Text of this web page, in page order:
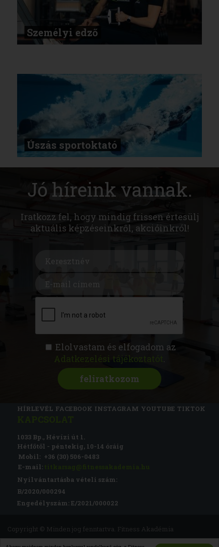
Személyi edző
Úszás sportoktató
Jó híreink vannak.
Iratkozz fel, hogy mindig frissen értesülj
aktuális képzéseinkről, akcióinkról!
Elolvastam és elfogadom az
Adatkezelési tájékoztatót .
FITNESS AKADÉMIA
RÓLUNK MAGAZIN
CSATLAKOZZ
HÍRLEVÉL FACEBOOK INSTAGRAM YOUTUBE TIKTOK
1033 Bp., Hévízi út 1.
Hétfőtől - péntekig, 10-14 óráig
Mobil: +36 (30) 506-0483
E-mail:
Nyilvántartásba vételi szám:
B/2020/000294
Engedélyszám: E/2021/000022
Copyright © Minden jog fenntartva. Fitness Akadémia